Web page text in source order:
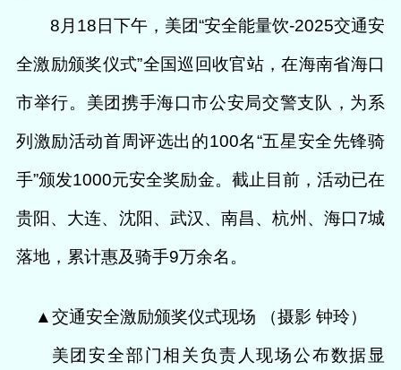
8月18日下午，美团“安全能量饮-2025交通安
全激励颁奖仪式”全国巡回收官站，在海南省海口
市举行。美团携手海口市公安局交警支队，为系
列激励活动首周评选出的100名“五星安全先锋骑
手”颁发1000元安全奖励金。截止目前，活动已在
贵阳、大连、沈阳、武汉、南昌、杭州、海口7城
落地，累计惠及骑手9万余名。
▲交通安全激励颁奖仪式现场 （摄影 钟玲）
美团安全部门相关负责人现场公布数据显